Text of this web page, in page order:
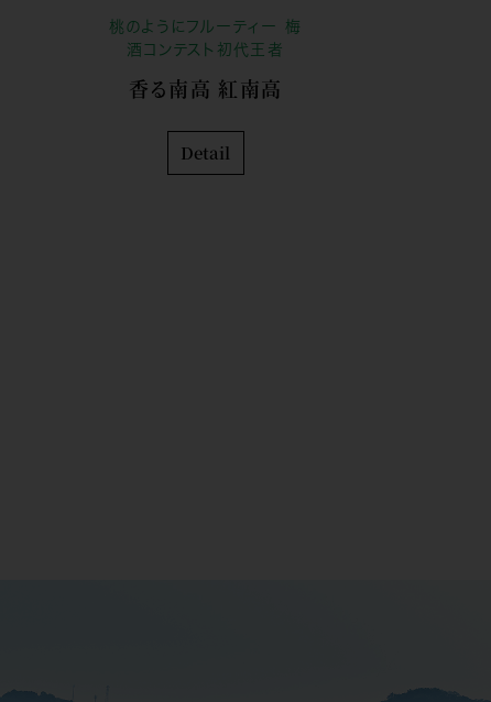
桃のようにフルーティー 梅
酒コンテスト初代王者
香る南高 紅南高
Detail